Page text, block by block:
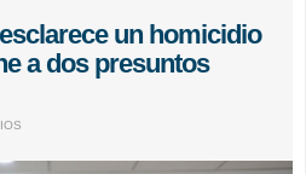
un homicidio
a dos presuntos